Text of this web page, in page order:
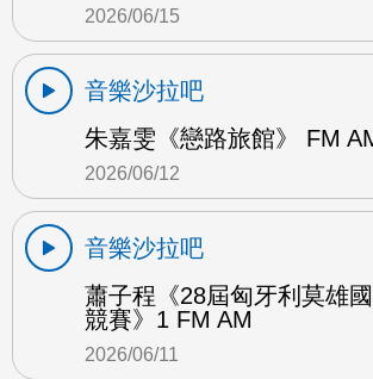
2026/06/15
音樂沙拉吧
朱嘉雯《戀路旅館》 FM
2026/06/12
音樂沙拉吧
蕭子程《28屆匈牙利莫雄
競賽》1 FM AM
2026/06/11